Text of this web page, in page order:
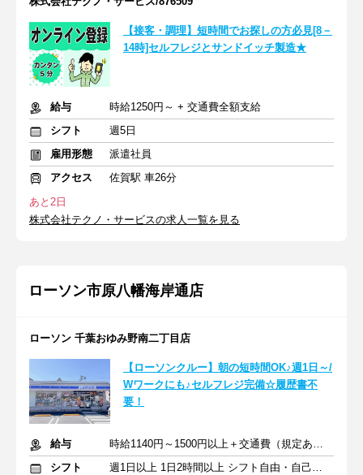
【接客・調理】短時間でお探しの方必見[8－
14時]セルフレジとサンドイッチ製造★
給与
時給1250円～ + 交通費全額支給
シフト
週5日
雇用形態
派遣社員
アクセス
佐賀駅 車26分
あと2日
株式会社テクノ・サービスの求人一覧を見る
ローソン市原八幡海岸通店
ローソン 千葉おゆみ野南二丁目店
【ローソンクルー】朝の短時間OK♪週1日～/
Wワークにも♪セルフレジ完備☆履歴書不
要！
給与
時給1140円～1500円以上＋交通費（規定あり）
シフト
週1日以上 1日2時間以上 シフト自由・自己申告